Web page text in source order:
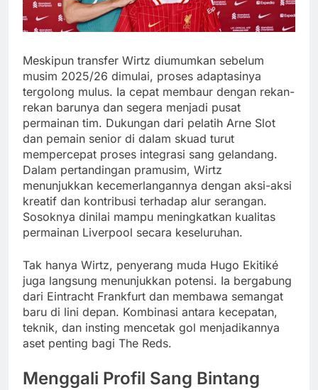
Meskipun transfer Wirtz diumumkan sebelum
musim 2025/26 dimulai, proses adaptasinya
tergolong mulus. Ia cepat membaur dengan rekan-
rekan barunya dan segera menjadi pusat
permainan tim. Dukungan dari pelatih Arne Slot
dan pemain senior di dalam skuad turut
mempercepat proses integrasi sang gelandang.
Dalam pertandingan pramusim, Wirtz
menunjukkan kecemerlangannya dengan aksi-aksi
kreatif dan kontribusi terhadap alur serangan.
Sosoknya dinilai mampu meningkatkan kualitas
permainan Liverpool secara keseluruhan.
Tak hanya Wirtz, penyerang muda Hugo Ekitiké
juga langsung menunjukkan potensi. Ia bergabung
dari Eintracht Frankfurt dan membawa semangat
baru di lini depan. Kombinasi antara kecepatan,
teknik, dan insting mencetak gol menjadikannya
aset penting bagi The Reds.
Menggali Profil Sang Bintang